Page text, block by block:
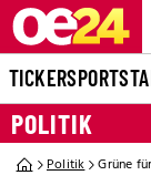
TICKERSPORT
POLITIK
Politik Grüne